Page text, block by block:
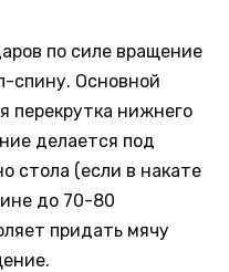
по силе вращение
спину. Основной
перекрутка нижнего
делается под
стола (если в накате
до 70-80
придать мячу